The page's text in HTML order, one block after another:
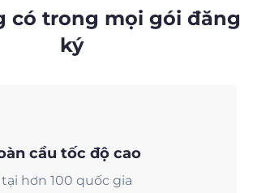
có trong mọi gói đăng
ký
cầu tốc độ cao
hơn 100 quốc gia